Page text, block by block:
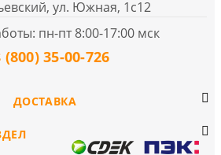
ул. Южная, 1с12
пн-пт 8:00-17:00 мск
(800) 35-00-726
ДОСТАВКА